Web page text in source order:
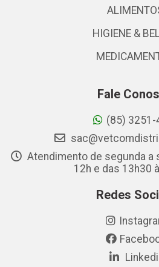
HIGIENE &
Fale
(85) 3251-
Atendimento de segunda a
12h e das 13h30
Redes